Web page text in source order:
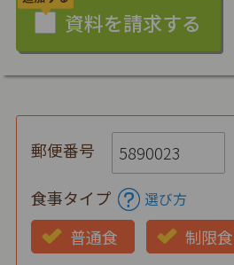
郵便番号
食事タイプ 選び方
普通食 制限食